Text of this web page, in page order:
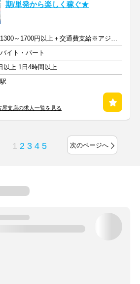
期/単発から楽しく稼ぐ★
時給1300～1700円以上＋交通費支給※アジア大会手当もあり
イト・パート
以上 1日4時間以上
支店の求人一覧を見る
1 2 3 4 5 次のページへ